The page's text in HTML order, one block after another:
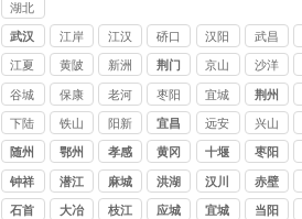
湖北
讨债
公司
武汉 江岸 江汉 硚口 汉阳 武昌
江夏 黄陂 新洲 荆门 京山 沙洋
谷城 保康
老河
口
枣阳 宜城 荆州
下陆 铁山 阳新 宜昌 远安 兴山
随州 鄂州 孝感 黄冈 十堰 枣阳
钟祥 潜江 麻城 洪湖 汉川 赤壁
石首 大冶 枝江 应城 宜城 当阳